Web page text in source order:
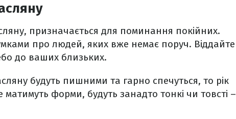
призначається для поминання покійних.
про людей, яких вже немає поруч. Віддайте
до ваших близьких.
будуть пишними та гарно спечуться, то рік
форми, будуть занадто тонкі чи товсті –